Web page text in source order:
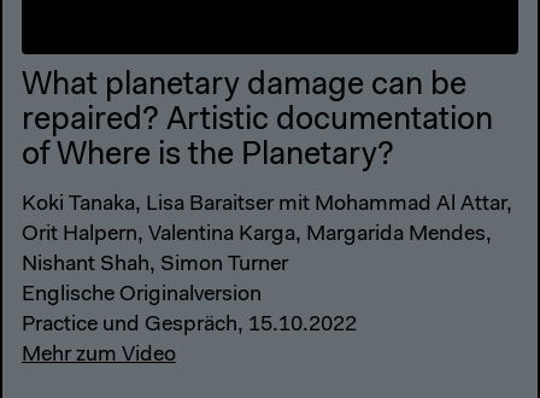
What planetary damage can be
repaired? Artistic documentation
of Where is the Planetary?
Koki Tanaka, Lisa Baraitser mit Mohammad Al Attar,
Orit Halpern, Valentina Karga, Margarida Mendes,
Nishant Shah, Simon Turner
Englische Originalversion
Practice und Gespräch, 15.10.2022
Mehr zum Video